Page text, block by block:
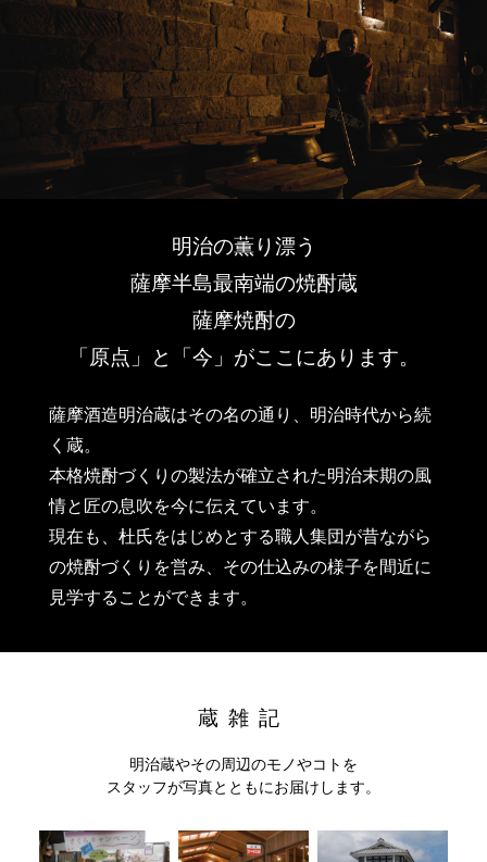
明治の薫り漂う
薩摩半島最南端の焼酎蔵
薩摩焼酎の
「原点」と「今」がここにあります。
薩摩酒造明治蔵はその名の通り、明治時代から続
く蔵。
本格焼酎づくりの製法が確立された明治末期の風
情と匠の息吹を今に伝えています。
現在も、杜氏をはじめとする職人集団が昔ながら
の焼酎づくりを営み、その仕込みの様子を間近に
見学することができます。
蔵雑記
明治蔵やその周辺のモノやコトを
スタッフが写真とともにお届けします。